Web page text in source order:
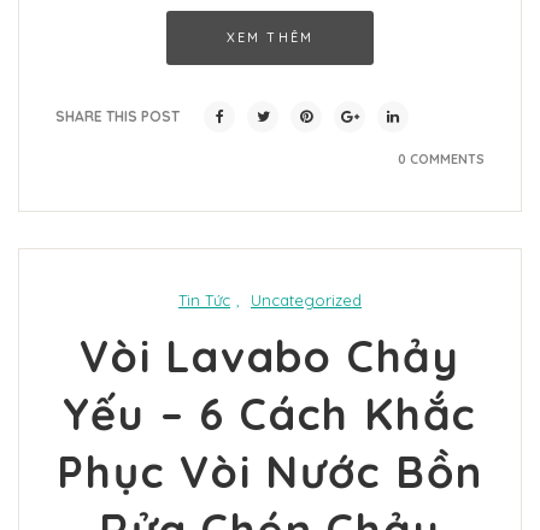
XEM THÊM
SHARE THIS POST
0 COMMENTS
Tin Tức , Uncategorized
Vòi Lavabo Chảy
Yếu – 6 Cách Khắc
Phục Vòi Nước Bồn